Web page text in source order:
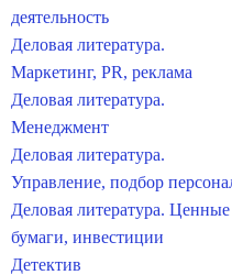
деятельность
Деловая литература.
Маркетинг, PR, реклама
Деловая литература.
Менеджмент
Деловая литература.
Управление, подбор
Деловая литература. Ценные
бумаги, инвестиции
Детектив